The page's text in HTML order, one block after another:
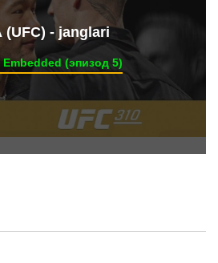
- janglari
Embedded (эпизод 5)